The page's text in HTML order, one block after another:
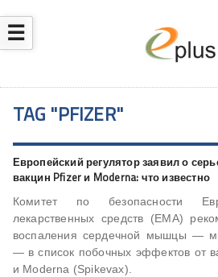
☰
TAG "PFIZER"
Европейский регулятор заявил о
вакцин Pfizer и Moderna: что известно
Комитет по безопасности
лекарственных средств (ЕМА)
воспаления сердечной мышцы —
— в список побочных эффектов от
и Moderna (Spikevax).